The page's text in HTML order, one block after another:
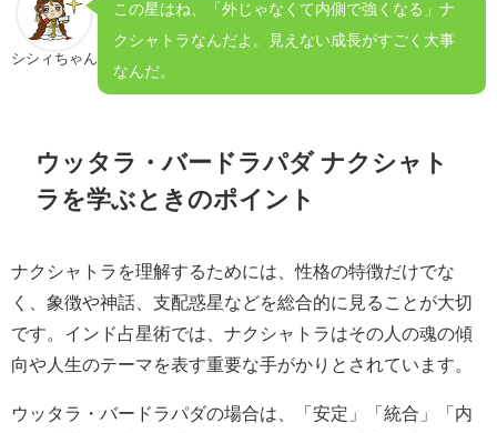
シシィちゃん
この星はね、「外じゃなくて内側で強くなる」ナ
クシャトラなんだよ。見えない成長がすごく大事
なんだ。
ウッタラ・バードラパダ ナクシャト
ラを学ぶときのポイント
ナクシャトラを理解するためには、性格の特徴だけでな
く、象徴や神話、支配惑星などを総合的に見ることが大切
です。インド占星術では、ナクシャトラはその人の魂の傾
向や人生のテーマを表す重要な手がかりとされています。
ウッタラ・バードラパダの場合は、「安定」「統合」「内